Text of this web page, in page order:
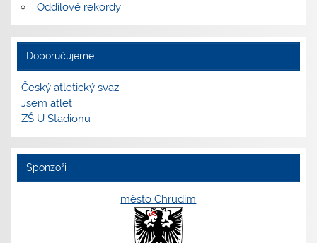
Oddílové rekordy
Doporučujeme
Český atletický svaz
Jsem atlet
ZŠ U Stadionu
Sponzoři
město Chrudim